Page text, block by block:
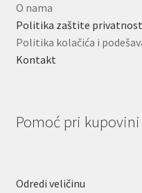
O nama
Politika zaštite
Politika kolačića i
Kontakt
Pomoć pri kupovini
Odredi veličinu